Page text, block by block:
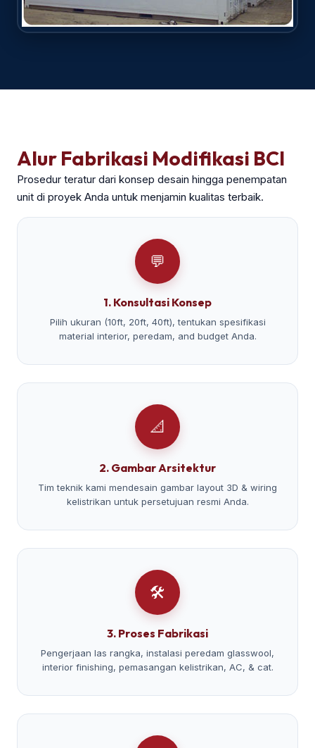
Alur Fabrikasi Modifikasi BCI
Prosedur teratur dari konsep desain hingga penempatan
unit di proyek Anda untuk menjamin kualitas terbaik.
💬
1. Konsultasi Konsep
Pilih ukuran (10ft, 20ft, 40ft), tentukan spesifikasi
material interior, peredam, and budget Anda.
📐
2. Gambar Arsitektur
Tim teknik kami mendesain gambar layout 3D & wiring
kelistrikan untuk persetujuan resmi Anda.
🛠️
3. Proses Fabrikasi
Pengerjaan las rangka, instalasi peredam glasswool,
interior finishing, pemasangan kelistrikan, AC, & cat.